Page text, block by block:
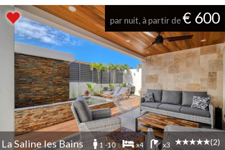
par nuit, à partir de€ 600
La Saline les Bains 1 -10 x4 x3 (2)